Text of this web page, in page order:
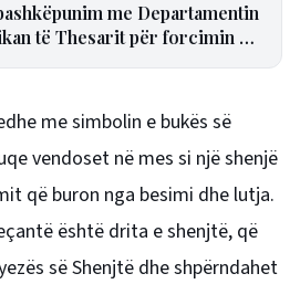
me Departamentin
të Thesarit për forcimin e
me simbolin e bukës së
vendoset në mes si një shenjë
që buron nga besimi dhe lutja.
është drita e shenjtë, që
së Shenjtë dhe shpërndahet